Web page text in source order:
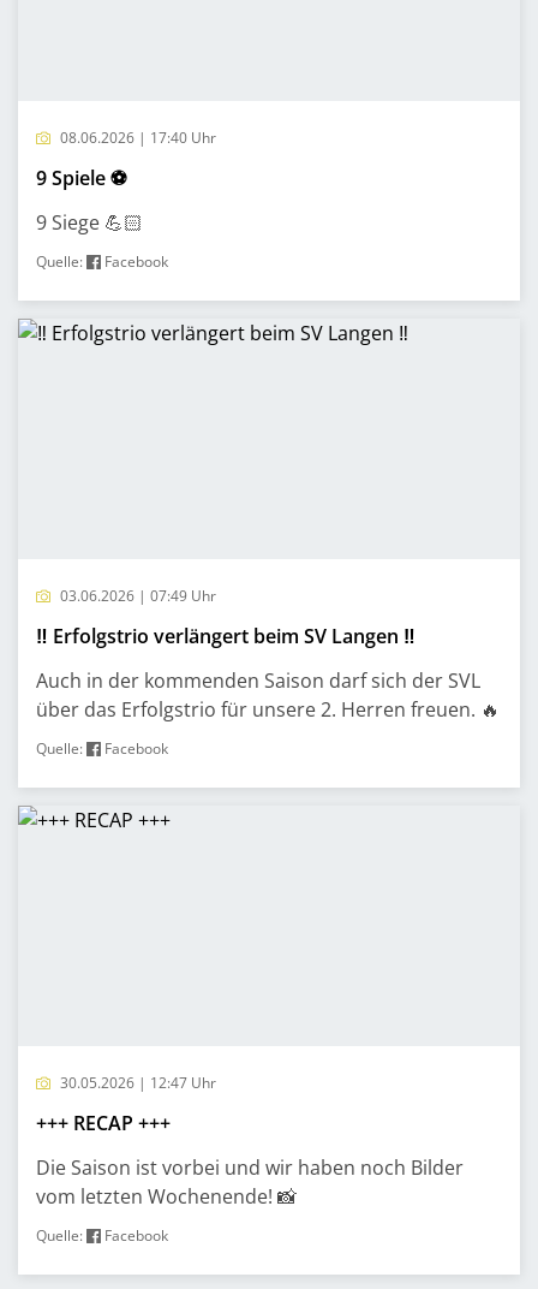
08.06.2026 | 17:40 Uhr
9 Spiele ⚽️
9 Siege 💪🏻
Quelle: Facebook
03.06.2026 | 07:49 Uhr
‼️ Erfolgstrio verlängert beim SV Langen ‼️
Auch in der kommenden Saison darf sich der SVL
über das Erfolgstrio für unsere 2. Herren freuen. 🔥
Quelle: Facebook
30.05.2026 | 12:47 Uhr
+++ RECAP +++
Die Saison ist vorbei und wir haben noch Bilder
vom letzten Wochenende! 📸
Quelle: Facebook